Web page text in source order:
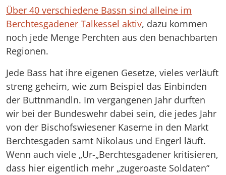
Über 40 verschiedene Bassn sind alleine im
Berchtesgadener Talkessel aktiv, dazu kommen
noch jede Menge Perchten aus den benachbarten
Regionen.
Jede Bass hat ihre eigenen Gesetze, vieles verläuft
streng geheim, wie zum Beispiel das Einbinden
der Buttnmandln. Im vergangenen Jahr durften
wir bei der Bundeswehr dabei sein, die jedes Jahr
von der Bischofswiesener Kaserne in den Markt
Berchtesgaden samt Nikolaus und Engerl läuft.
Wenn auch viele „Ur-„Berchtesgadener kritisieren,
dass hier eigentlich mehr „zugeroaste Soldaten“